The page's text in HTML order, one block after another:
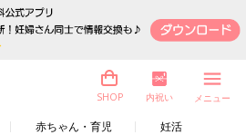
赤ちゃん・育児 妊活
SHOP 内祝い メニュー